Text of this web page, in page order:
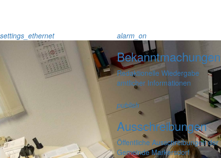
settings_ethernet alarm_on
Bekanntmachungen
Redaktionelle Wiedergabe
amtlicher Informationen
publish
Ausschreibungen
Öffentliche Ausschreibungen der
Gemeinde Markersdorf